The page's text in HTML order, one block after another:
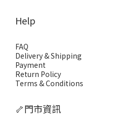
Help
FAQ
Delivery & Shipping
Payment
Return Policy
Terms & Conditions
🦴門市資訊